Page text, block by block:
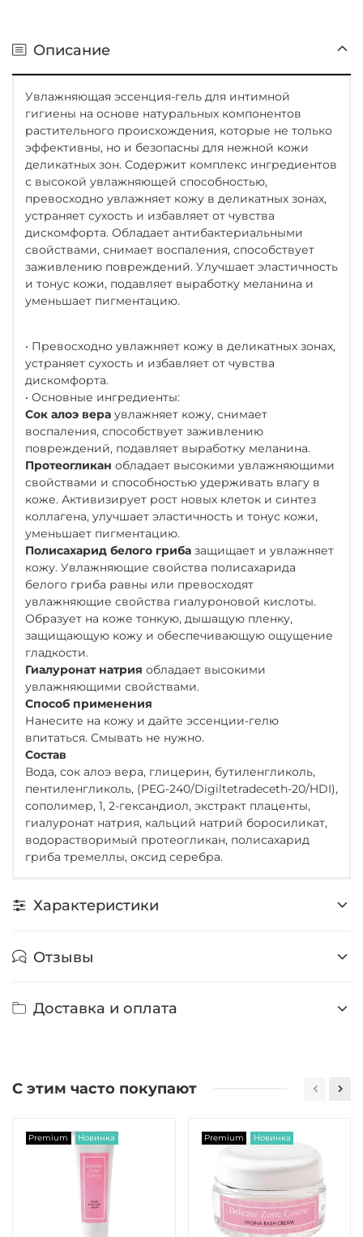
Описание
Увлажняющая эссенция-гель для интимной
гигиены на основе натуральных компонентов
растительного происхождения, которые не только
эффективны, но и безопасны для нежной кожи
деликатных зон. Содержит комплекс ингредиентов
с высокой увлажняющей способностью,
превосходно увлажняет кожу в деликатных зонах,
устраняет сухость и избавляет от чувства
дискомфорта. Обладает антибактериальными
свойствами, снимает воспаления, способствует
заживлению повреждений. Улучшает эластичность
и тонус кожи, подавляет выработку меланина и
уменьшает пигментацию.
• Превосходно увлажняет кожу в деликатных зонах,
устраняет сухость и избавляет от чувства
дискомфорта.
• Основные ингредиенты:
Сок алоэ вера увлажняет кожу, снимает
воспаления, способствует заживлению
повреждений, подавляет выработку меланина.
Протеогликан обладает высокими увлажняющими
свойствами и способностью удерживать влагу в
коже. Активизирует рост новых клеток и синтез
коллагена, улучшает эластичность и тонус кожи,
уменьшает пигментацию.
Полисахарид белого гриба защищает и увлажняет
кожу. Увлажняющие свойства полисахарида
белого гриба равны или превосходят
увлажняющие свойства гиалуроновой кислоты.
Образует на коже тонкую, дышащую пленку,
защищающую кожу и обеспечивающую ощущение
гладкости.
Гиалуронат натрия обладает высокими
увлажняющими свойствами.
Способ применения
Нанесите на кожу и дайте эссенции-гелю
впитаться. Смывать не нужно.
Состав
Вода, сок алоэ вера, глицерин, бутиленгликоль,
пентиленгликоль, (PEG-240/Digiltetradeceth-20/HDI),
сополимер, 1, 2-гександиол, экстракт плаценты,
гиалуронат натрия, кальций натрий боросиликат,
водорастворимый протеогликан, полисахарид
гриба тремеллы, оксид серебра.
Характеристики
Отзывы
Доставка и оплата
С этим часто покупают
Premium Новинка Premium Новинка